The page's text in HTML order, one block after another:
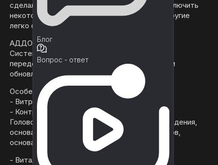
Блог
Вопрос - ответ
сделал простой bool, чтобы включить или отключить
некоторые системы и попытаться сделать другие
легко отключить ^^.
АДДОНЫ:
Система электричества (в настоящее время
переделывается в соответствии с последним
обновлением)
Особенности :
- Витрина сцены
- Контроллер FPS
Головорычание, холостое дыхание, урон от падения,
основанный на высоте и гравитации. Звук шагов,
основанный на материале поверхности
- Виталы